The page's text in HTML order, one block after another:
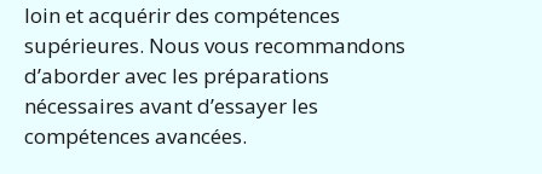
loin et acquérir des compétences
supérieures. Nous vous recommandons
d’aborder avec les préparations
nécessaires avant d’essayer les
compétences avancées.